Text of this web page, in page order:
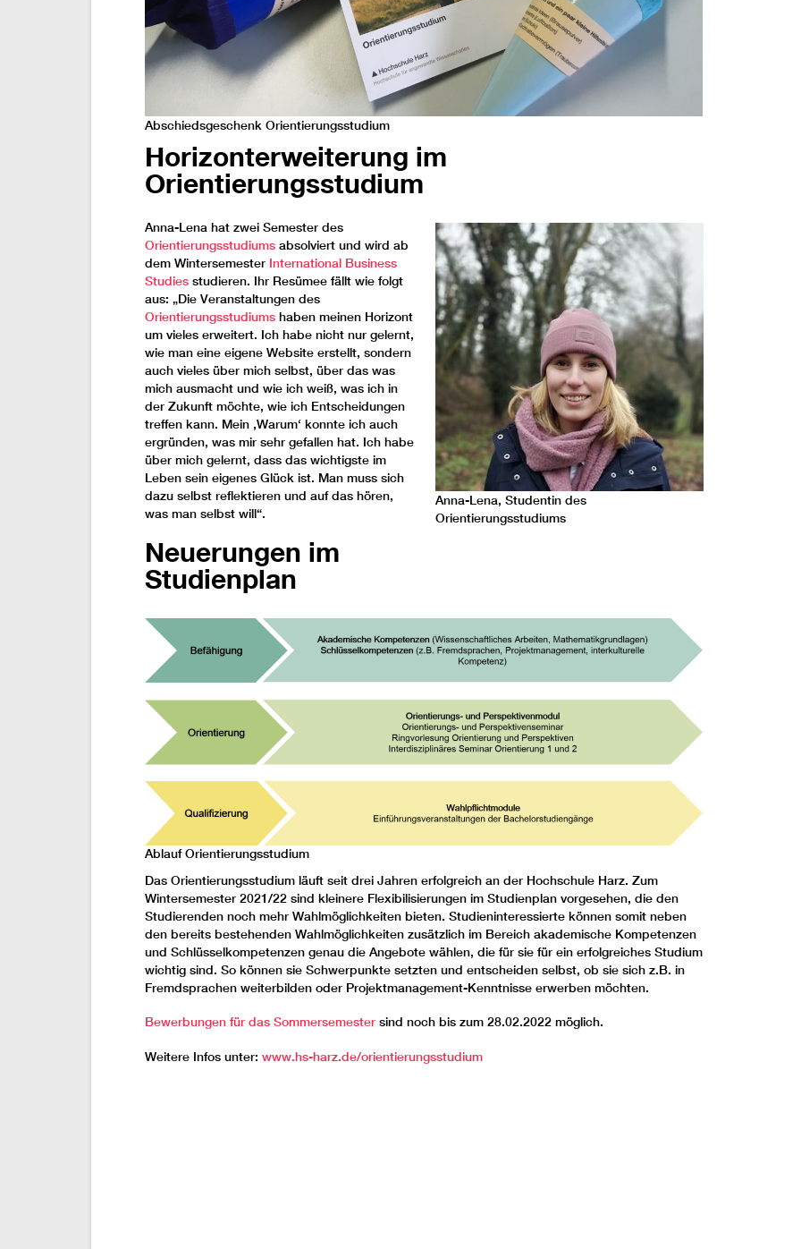
Abschiedsgeschenk Orientierungsstudium
Horizonterweiterung im
Orientierungsstudium
Anna-Lena, Studentin des
Orientierungsstudiums
Anna-Lena hat zwei Semester des
Orientierungsstudiums absolviert und wird ab
dem Wintersemester International Business
Studies studieren. Ihr Resümee fällt wie folgt
aus: „Die Veranstaltungen des
Orientierungsstudiums haben meinen Horizont
um vieles erweitert. Ich habe nicht nur gelernt,
wie man eine eigene Website erstellt, sondern
auch vieles über mich selbst, über das was
mich ausmacht und wie ich weiß, was ich in
der Zukunft möchte, wie ich Entscheidungen
treffen kann. Mein ‚Warum‘ konnte ich auch
ergründen, was mir sehr gefallen hat. Ich habe
über mich gelernt, dass das wichtigste im
Leben sein eigenes Glück ist. Man muss sich
dazu selbst reflektieren und auf das hören,
was man selbst will“.
Neuerungen im
Studienplan
Ablauf Orientierungsstudium
Das Orientierungsstudium läuft seit drei Jahren erfolgreich an der Hochschule Harz. Zum
Wintersemester 2021/22 sind kleinere Flexibilisierungen im Studienplan vorgesehen, die den
Studierenden noch mehr Wahlmöglichkeiten bieten. Studieninteressierte können somit neben
den bereits bestehenden Wahlmöglichkeiten zusätzlich im Bereich akademische Kompetenzen
und Schlüsselkompetenzen genau die Angebote wählen, die für sie für ein erfolgreiches Studium
wichtig sind. So können sie Schwerpunkte setzten und entscheiden selbst, ob sie sich z.B. in
Fremdsprachen weiterbilden oder Projektmanagement-Kenntnisse erwerben möchten.
Bewerbungen für das Sommersemester sind noch bis zum 28.02.2022 möglich.
Weitere Infos unter: www.hs-harz.de/orientierungsstudium